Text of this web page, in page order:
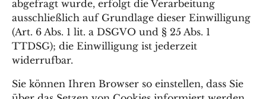
abgefragt wurde, erfolgt die Verarbeitung
ausschließlich auf Grundlage dieser Einwilligung
(Art. 6 Abs. 1 lit. a DSGVO und § 25 Abs. 1
TTDSG); die Einwilligung ist jederzeit
widerrufbar.
Sie können Ihren Browser so einstellen, dass Sie